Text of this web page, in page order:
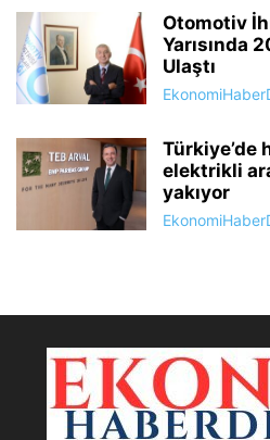
Otomotiv
Yarısında
Ulaştı
Türkiye’de
elektrikli
yakıyor